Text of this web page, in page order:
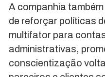
A companhia
de reforçar políticas
multifator para
administrativas,
conscientização